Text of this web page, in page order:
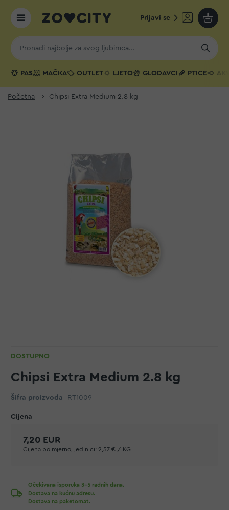
Prijavi se
Moja
PAS MAČKA OUTLET LJETO GLODAVCI PTICE
Početna Chipsi Extra Medium 2.8 kg
DOSTUPNO
Chipsi Extra Medium 2.8 kg
Šifra proizvoda RT1009
7,20 EUR
Cijena po mjernoj jedinici: 2,57 € / KG
Očekivana isporuka 3-5 radnih dana.
Dostava na kućnu adresu.
Dostava na paketomat.